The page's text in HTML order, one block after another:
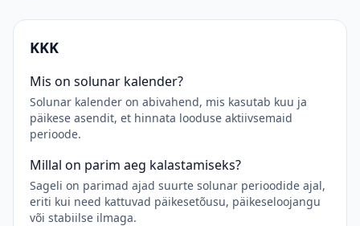
KKK
Mis on solunar kalender?
Solunar kalender on abivahend, mis kasutab kuu ja
päikese asendit, et hinnata looduse aktiivsemaid
perioode.
Millal on parim aeg kalastamiseks?
Sageli on parimad ajad suurte solunar perioodide ajal,
eriti kui need kattuvad päikesetõusu, päikeseloojangu
või stabiilse ilmaga.